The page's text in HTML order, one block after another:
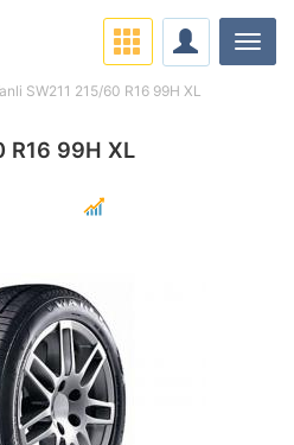
R16 99H XL
SW211 215/60 R16 99H XL